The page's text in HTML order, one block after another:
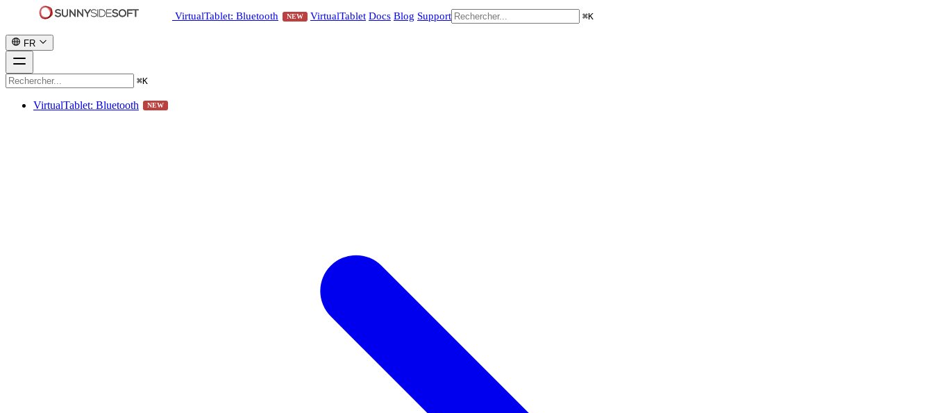
VirtualTablet: Bluetooth NEW VirtualTablet Docs Blog Support ⌘K
FR
⌘K
VirtualTablet: Bluetooth NEW